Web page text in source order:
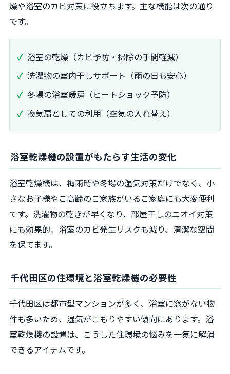
燥や浴室のカビ対策に役立ちます。主な機能は次の通り
です。
浴室の乾燥（カビ予防・掃除の手間軽減）
洗濯物の室内干しサポート（雨の日も安心）
冬場の浴室暖房（ヒートショック予防）
換気扇としての利用（空気の入れ替え）
浴室乾燥機の設置がもたらす生活の変化
浴室乾燥機は、梅雨時や冬場の湿気対策だけでなく、小
さなお子様やご高齢のご家族がいるご家庭にも大変便利
です。洗濯物の乾きが早くなり、部屋干しのニオイ対策
にも効果的。浴室のカビ発生リスクも減り、清潔な空間
を保てます。
千代田区の住環境と浴室乾燥機の必要性
千代田区は都市型マンションが多く、浴室に窓がない物
件も多いため、湿気がこもりやすい傾向にあります。浴
室乾燥機の設置は、こうした住環境の悩みを一気に解消
できるアイテムです。